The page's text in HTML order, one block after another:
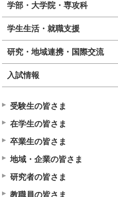
学部・大学院・専攻科
学生生活・就職支援
研究・地域連携・国際交流
入試情報
受験生の皆さま
在学生の皆さま
卒業生の皆さま
地域・企業の皆さま
研究者の皆さま
教職員の皆さま